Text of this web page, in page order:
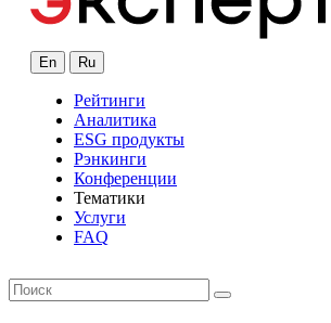
En Ru
Рейтинги
Аналитика
ESG продукты
Рэнкинги
Конференции
Тематики
Услуги
FAQ